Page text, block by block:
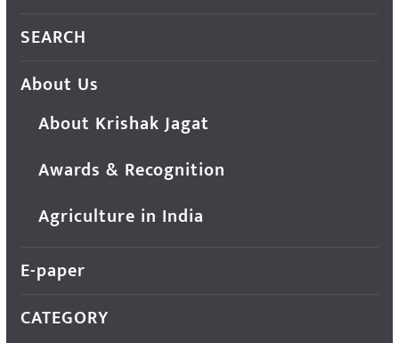
SEARCH
About Us
About Krishak Jagat
Awards & Recognition
Agriculture in India
E-paper
CATEGORY